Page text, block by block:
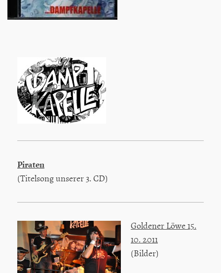
Piraten
(Titelsong unserer 3. CD)
Goldener Löwe 15.
10. 2011
(Bilder)